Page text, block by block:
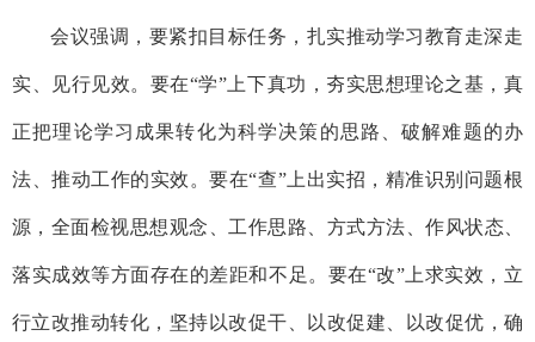
会议强调，要紧扣目标任务，扎实推动学习教育走深走
实、见行见效。要在“学”上下真功，夯实思想理论之基，真
正把理论学习成果转化为科学决策的思路、破解难题的办
法、推动工作的实效。要在“查”上出实招，精准识别问题根
源，全面检视思想观念、工作思路、方式方法、作风状态、
落实成效等方面存在的差距和不足。要在“改”上求实效，立
行立改推动转化，坚持以改促干、以改促建、以改促优，确